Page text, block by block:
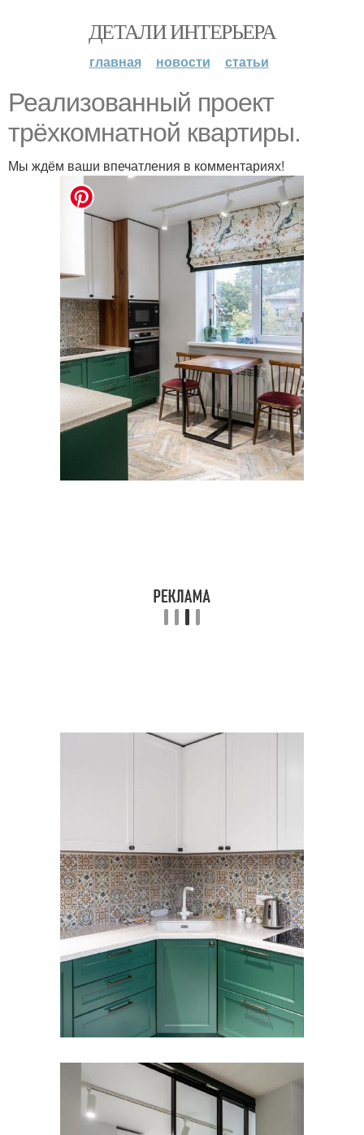
ДЕТАЛИ ИНТЕРЬЕРА
главная новости статьи
Реализованный проект
трёхкомнатной квартиры.
Мы ждём ваши впечатления в комментариях!